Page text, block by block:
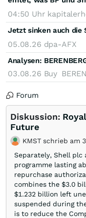
04:50 Uhr
Jetzt sinken auch die
05.08.26 dpa-AFX
Analysen:
03.08.26 Buy
Forum
Diskussion:
Future
KMST schrieb am
Separately, Shell plc
programme lasting
repurchase
combines the $3.0
$1.232 billion left
suspended during
is to reduce the